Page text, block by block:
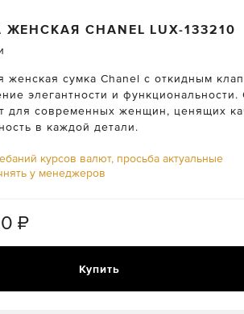
ЖЕНСКАЯ CHANEL LUX-133210
женская сумка Chanel с откидным
элегантности и
для современных женщин, ценящих
в каждой детали.
курсов валют, просьба актуальные
у менеджеров
₽
Купить